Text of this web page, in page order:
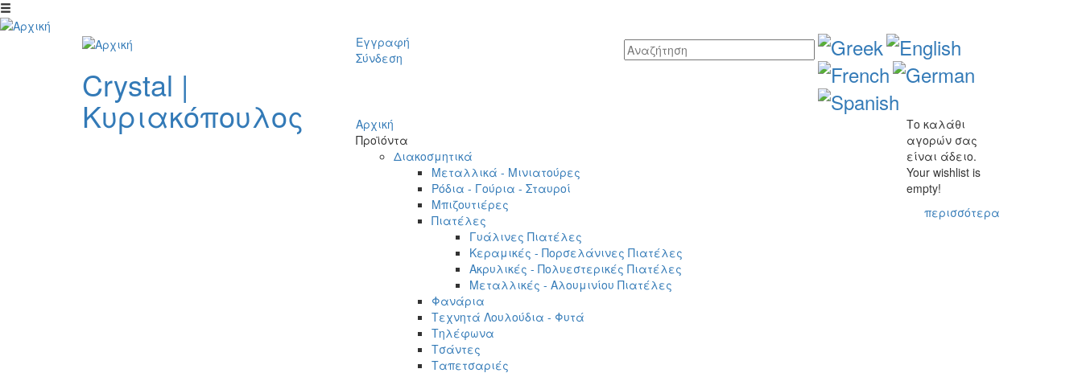
Παράκαμψη προς το κυρίως περιεχόμενο
Crystal |
Κυριακόπουλος
Εγγραφή
Σύνδεση
Αρχική
Προϊόντα
Διακοσμητικά
Μεταλλικά - Μινιατούρες
Ρόδια - Γούρια - Σταυροί
Μπιζουτιέρες
Πιατέλες
Γυάλινες Πιατέλες
Κεραμικές - Πορσελάνινες Πιατέλες
Ακρυλικές - Πολυεστερικές Πιατέλες
Μεταλλικές - Αλουμινίου Πιατέλες
Φανάρια
Τεχνητά Λουλούδια - Φυτά
Τηλέφωνα
Τσάντες
Ταπετσαριές
Το καλάθι
αγορών σας
είναι άδειο.
Your wishlist is
empty!
περισσότερα